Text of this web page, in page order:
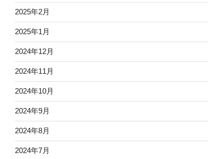
2025年2月
2025年1月
2024年12月
2024年11月
2024年10月
2024年9月
2024年8月
2024年7月